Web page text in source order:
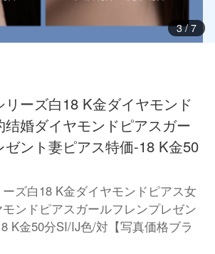
3/7
ーズ白18 K金ダイヤモンド
结婚ダイヤモンドピアスガー
ゼント妻ピアス特価-18 K金50
ズ白18 K金ダイヤモンドピアス女
ンドピアスガールフレンプレゼン
K金50分SI/IJ色/対【写真価格ブラ